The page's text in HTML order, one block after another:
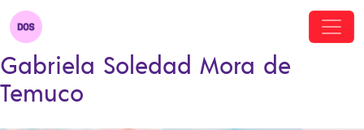
Gabriela Soledad Mora de
Temuco